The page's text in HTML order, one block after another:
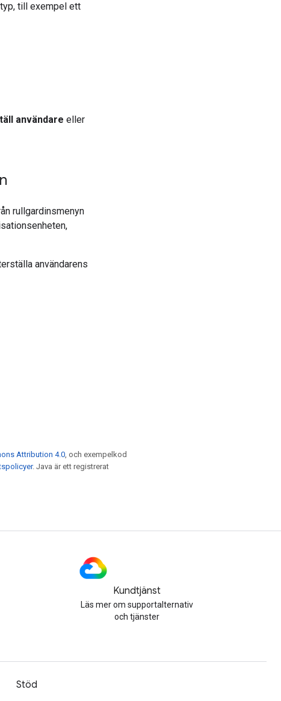
till exempel ett
användare eller
rullgardinsmenyn
användarens
Attribution 4.0, och exempelkod
. Java är ett registrerat
Kundtjänst
Läs mer om supportalternativ
och tjänster
Stöd